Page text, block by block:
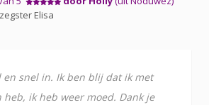
Elisa
en snel in. Ik ben blij dat ik met
heb, ik heb weer moed. Dank je